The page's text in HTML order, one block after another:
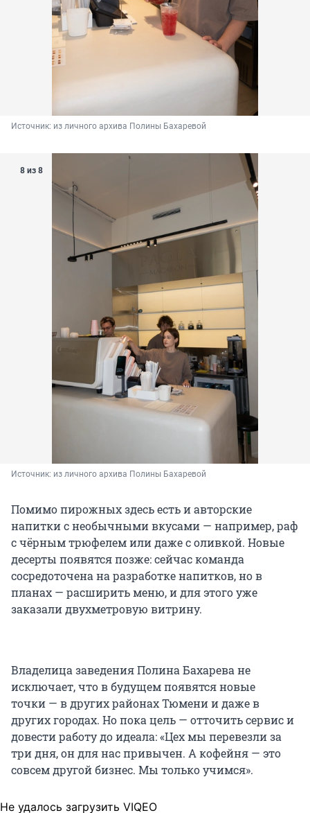
Источник: из личного архива Полины Бахаревой
8 из 8
Источник: из личного архива Полины Бахаревой
Помимо пирожных здесь есть и авторские
напитки с необычными вкусами — например, раф
с чёрным трюфелем или даже с оливкой. Новые
десерты появятся позже: сейчас команда
сосредоточена на разработке напитков, но в
планах — расширить меню, и для этого уже
заказали двухметровую витрину.
Владелица заведения Полина Бахарева не
исключает, что в будущем появятся новые
точки — в других районах Тюмени и даже в
других городах. Но пока цель — отточить сервис и
довести работу до идеала: «Цех мы перевезли за
три дня, он для нас привычен. А кофейня — это
совсем другой бизнес. Мы только учимся».
Не удалось загрузить VIQEO